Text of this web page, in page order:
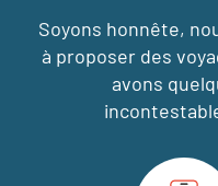
Soyons honnête,
à proposer des
avons